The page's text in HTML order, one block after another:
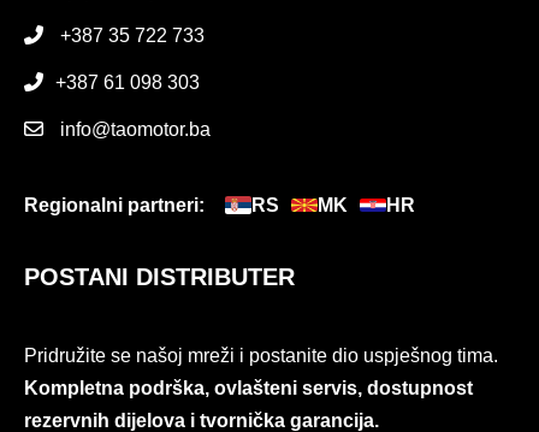
+387 35 722 733
+387 61 098 303
info@taomotor.ba
Regionalni partneri: RS MK HR
POSTANI DISTRIBUTER
Pridružite se našoj mreži i postanite dio uspješnog tima.
Kompletna podrška, ovlašteni servis, dostupnost
rezervnih dijelova i tvornička garancija.